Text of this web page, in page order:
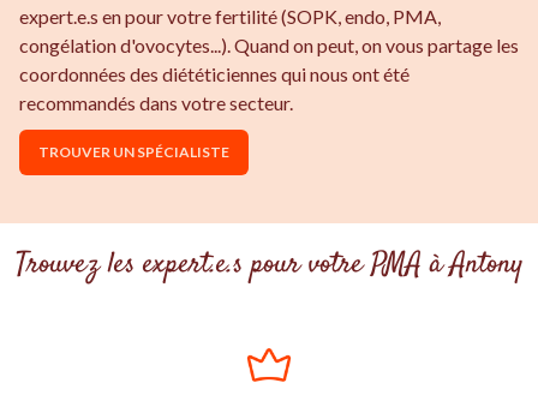
expert.e.s en pour votre fertilité (SOPK, endo, PMA,
congélation d'ovocytes...). Quand on peut, on vous partage les
coordonnées des diététiciennes qui nous ont été
recommandés dans votre secteur.
TROUVER UN SPÉCIALISTE
Trouvez les expert.e.s pour votre PMA à Antony